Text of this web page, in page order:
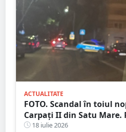
ACTUALITATE
FOTO. Scandal în toiul
Carpați II din Satu Mare.
jandarmii au intervenit
18 iulie 2026